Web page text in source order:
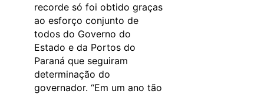
recorde só foi obtido graças
ao esforço conjunto de
todos do Governo do
Estado e da Portos do
Paraná que seguiram
determinação do
governador. “Em um ano tão